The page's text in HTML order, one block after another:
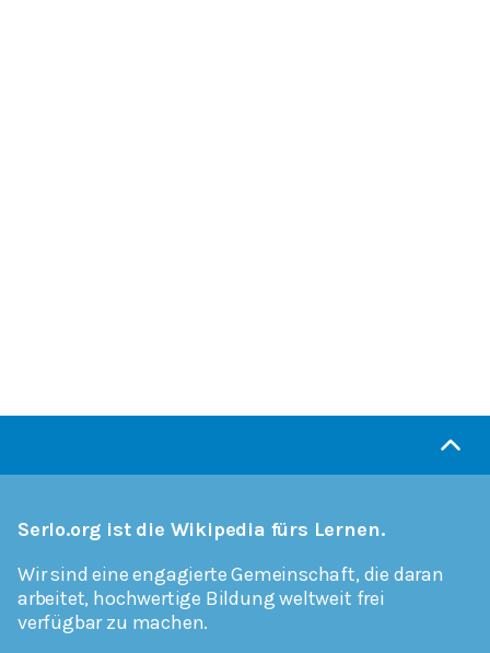
Serlo.org ist die Wikipedia fürs Lernen.
Wir sind eine engagierte Gemeinschaft, die daran
arbeitet, hochwertige Bildung weltweit frei
verfügbar zu machen.